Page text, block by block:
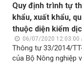
Quy định trình tự
khẩu, xuất khẩu,
thuộc diện kiểm
06/07/2020 12:03:00
Thông tư 33/2014/
của Bộ Nông nghiệp